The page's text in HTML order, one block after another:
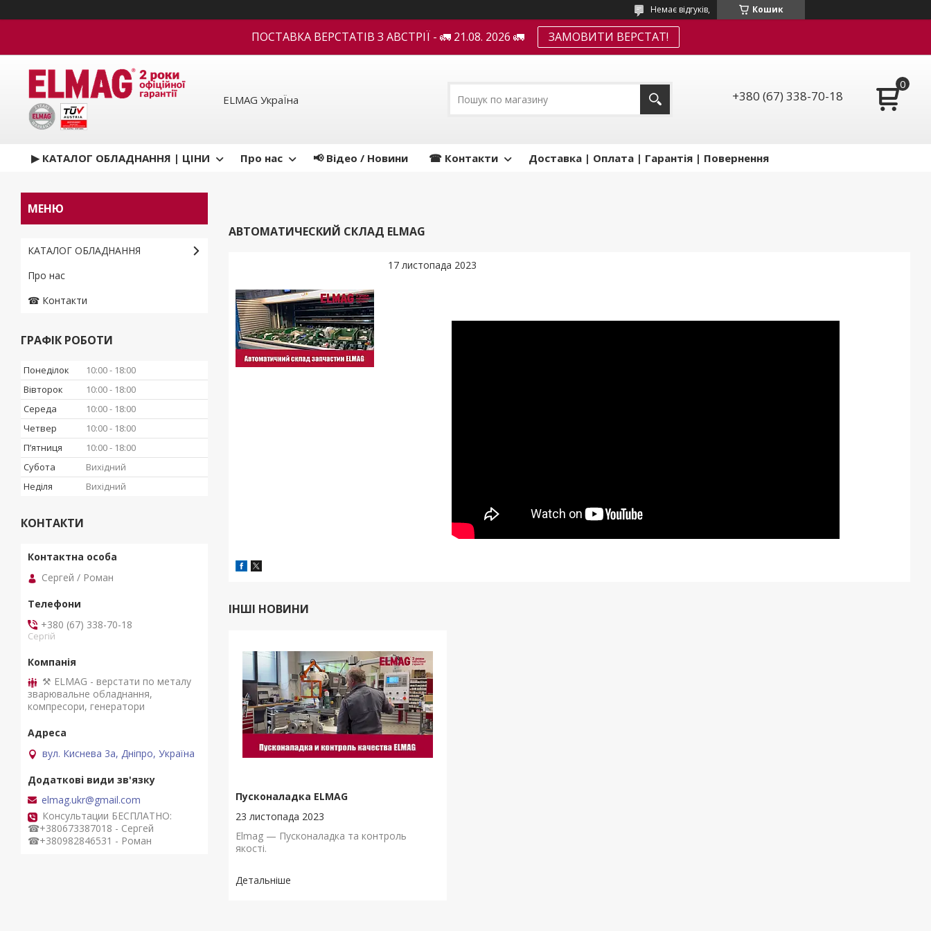
Кошик
Немає відгуків,
ПОСТАВКА ВЕРСТАТІВ З АВСТРІЇ - 🚛 21.08. 2026 🚛 ЗАМОВИТИ ВЕРСТАТ!
ELMAG УкраЇна +380 (67) 338-70-18
▶ КАТАЛОГ ОБЛАДНАННЯ | ЦІНИ Про нас 📢 Відео / Новини ☎ Контакти Доставка | Оплата | Гарантія | Повернення
АВТОМАТИЧЕСКИЙ СКЛАД ELMAG
17 листопада 2023
ІНШІ НОВИНИ
Пусконаладка ELMAG
23 листопада 2023
Elmag — Пусконаладка та контроль
якості.
КАТАЛОГ ОБЛАДНАННЯ
Про нас
☎ Контакти
ГРАФІК РОБОТИ
Понеділок 10:00
18:00
Вівторок
10:00
18:00
Середа
10:00
18:00
Четвер
10:00
18:00
Пʼятниця
10:00
18:00
Субота
Вихідний
Неділя
Вихідний
КОНТАКТИ
Сергей / Роман
+380 (67) 338-70-18
Сергій
⚒ ELMAG - верстати по металу
зварювальне обладнання,
компресори, генератори
вул. Киснева 3а, Дніпро, Україна
elmag.ukr@gmail.com
Консультации БЕСПЛАТНО:
☎+380673387018 - Сергей
☎+380982846531 - Роман